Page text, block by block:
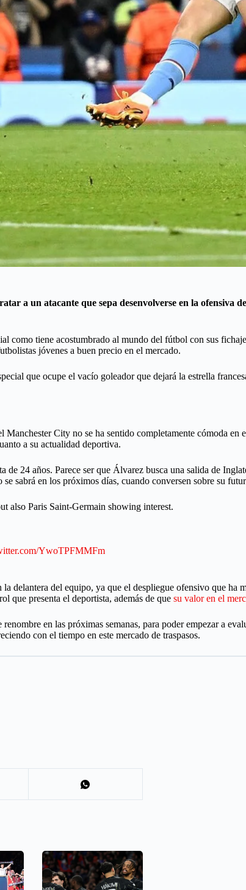
a un atacante que sepa desenvolverse en la ofensiva
como tiene acostumbrado al mundo del fútbol con sus
jóvenes a buen precio en el mercado.
que ocupe el vacío goleador que dejará la estrella
Manchester City no se ha sentido completamente cómoda
a su actualidad deportiva.
24 años. Parece ser que Álvarez busca una salida de
sabrá en los próximos días, cuando conversen sobre su
Paris Saint-Germain showing interest.
YwoTPFMMFm
delantera del equipo, ya que el despliegue ofensivo que ha
que presenta el deportista, además de que su valor en el
en las próximas semanas, para poder empezar a
con el tiempo en este mercado de traspasos.